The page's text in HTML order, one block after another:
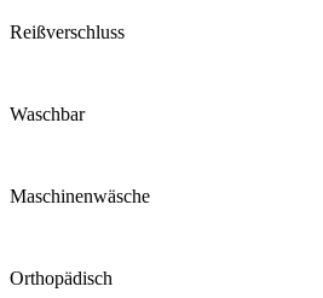
Reiß­verschluss
Waschbar
Maschinen­wäsche
Ortho­pädisch